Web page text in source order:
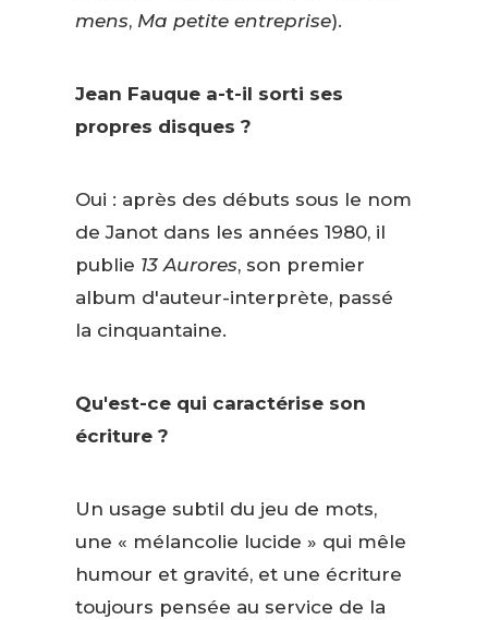
mens, Ma petite entreprise).
Jean Fauque a-t-il sorti ses
propres disques ?
Oui : après des débuts sous le nom
de Janot dans les années 1980, il
publie 13 Aurores, son premier
album d'auteur-interprète, passé
la cinquantaine.
Qu'est-ce qui caractérise son
écriture ?
Un usage subtil du jeu de mots,
une « mélancolie lucide » qui mêle
humour et gravité, et une écriture
toujours pensée au service de la